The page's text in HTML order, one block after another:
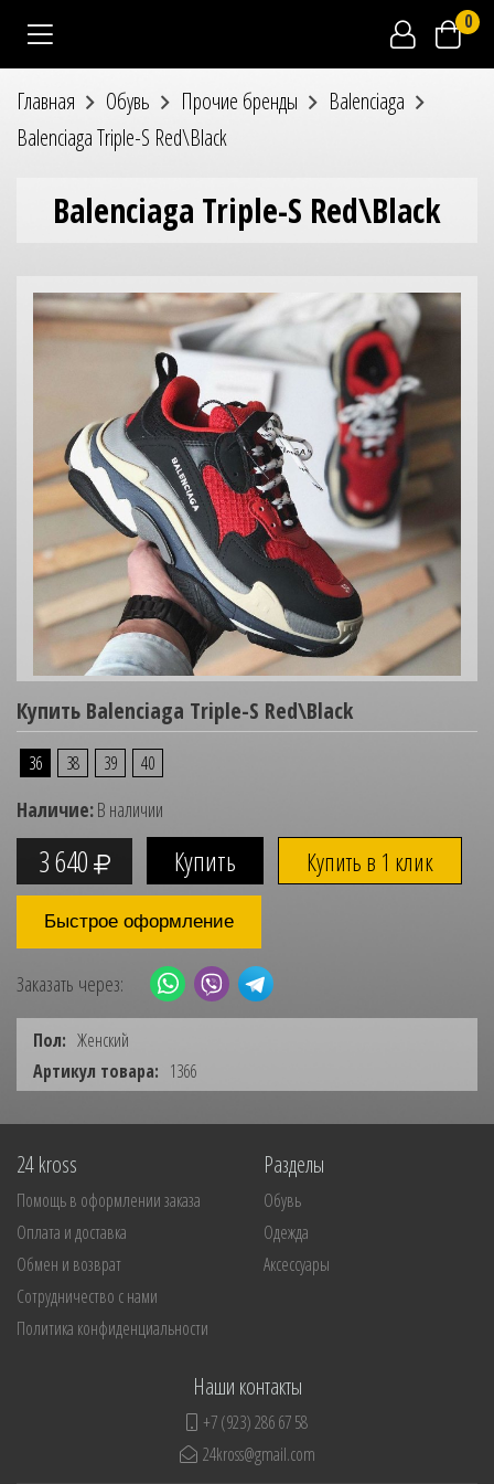
0
Главная Обувь Прочие бренды
Balenciaga
Balenciaga Triple-S Red\Black
Balenciaga Triple-S Red\Black
Купить Balenciaga Triple-S Red\Black
36 38 39 40
Наличие:В наличии
3 640 Купить в 1 клик
Быстрое оформление
Заказать через:
Пол: Женский
Артикул товара: 1366
24 kross
Помощь в оформлении заказа
Оплата и доставка
Обмен и возврат
Сотрудничество с нами
Политика конфиденциальности
Разделы
Обувь
Одежда
Аксессуары
Наши контакты
+7 (923) 286 67 58
24kross@gmail.com